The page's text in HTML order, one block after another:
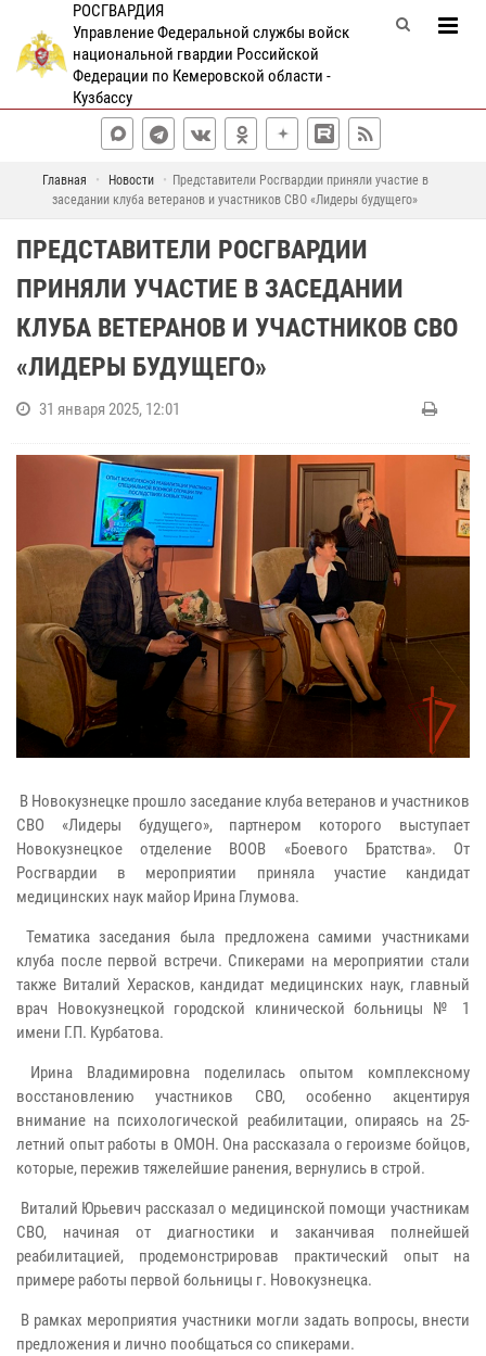
РОСГВАРДИЯ
Управление Федеральной службы войск
национальной гвардии Российской
Федерации по Кемеровской области -
Кузбассу
Главная Новости
Представители Росгвардии приняли участие в
заседании клуба ветеранов и участников СВО «Лидеры будущего»
ПРЕДСТАВИТЕЛИ РОСГВАРДИИ
ПРИНЯЛИ УЧАСТИЕ В ЗАСЕДАНИИ
КЛУБА ВЕТЕРАНОВ И УЧАСТНИКОВ СВО
«ЛИДЕРЫ БУДУЩЕГО»
31 января 2025, 12:01
В Новокузнецке прошло заседание клуба ветеранов и участников
СВО «Лидеры будущего», партнером которого выступает
Новокузнецкое отделение ВООВ «Боевого Братства». От
Росгвардии в мероприятии приняла участие кандидат
медицинских наук майор Ирина Глумова.
Тематика заседания была предложена самими участниками
клуба после первой встречи. Спикерами на мероприятии стали
также Виталий Херасков, кандидат медицинских наук, главный
врач Новокузнецкой городской клинической больницы № 1
имени Г.П. Курбатова.
Ирина Владимировна поделилась опытом комплексному
восстановлению участников СВО, особенно акцентируя
внимание на психологической реабилитации, опираясь на 25-
летний опыт работы в ОМОН. Она рассказала о героизме бойцов,
которые, пережив тяжелейшие ранения, вернулись в строй.
Виталий Юрьевич рассказал о медицинской помощи участникам
СВО, начиная от диагностики и заканчивая полнейшей
реабилитацией, продемонстрировав практический опыт на
примере работы первой больницы г. Новокузнецка.
В рамках мероприятия участники могли задать вопросы, внести
предложения и лично пообщаться со спикерами.